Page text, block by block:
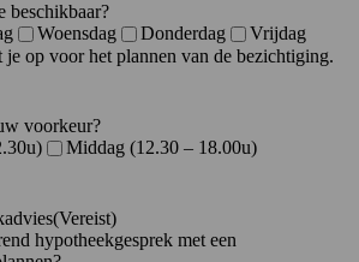
beschikbaar?
Woensdag Donderdag
Vrijdag
je op voor het plannen van de bezichtiging.
voorkeur?
Middag (12.30 – 18.00u)
(Vereist)
hypotheekgesprek met een